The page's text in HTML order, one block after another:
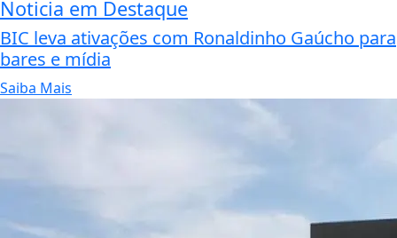
Noticia em Destaque
BIC leva ativações com Ronaldinho Gaúcho para
bares e mídia
Saiba Mais